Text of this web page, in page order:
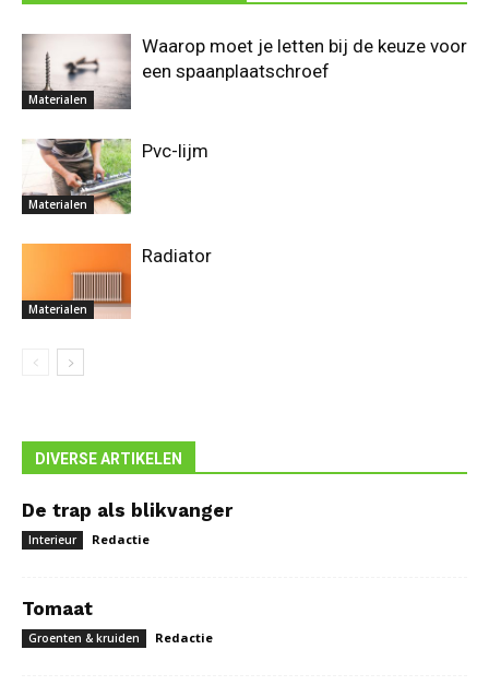
Materialen
Waarop moet je letten bij de keuze voor
een spaanplaatschroef
Materialen
Pvc-lijm
Materialen
Radiator
DIVERSE ARTIKELEN
De trap als blikvanger
Interieur Redactie
Tomaat
Groenten & kruiden Redactie